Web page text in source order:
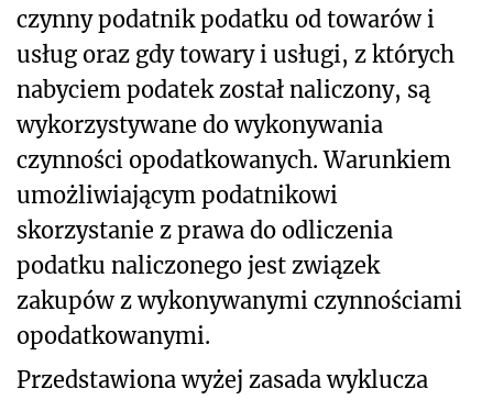
czynny podatnik podatku od towarów i
usług oraz gdy towary i usługi, z których
nabyciem podatek został naliczony, są
wykorzystywane do wykonywania
czynności opodatkowanych. Warunkiem
umożliwiającym podatnikowi
skorzystanie z prawa do odliczenia
podatku naliczonego jest związek
zakupów z wykonywanymi czynnościami
opodatkowanymi.
Przedstawiona wyżej zasada wyklucza